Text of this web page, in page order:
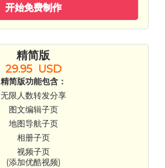
开始免费制作
精简版
29.95 USD
精简版功能包含：
无限人数转发分享
图文编辑子页
地图导航子页
相册子页
视频子页
(添加优酷视频)